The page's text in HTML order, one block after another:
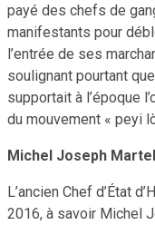
payé des chefs de
manifestants pour
l’entrée de ses
soulignant pourtant
supportait à l’époque
du mouvement « peyi
Michel Joseph
L’ancien Chef d’État
2016, à savoir Michel